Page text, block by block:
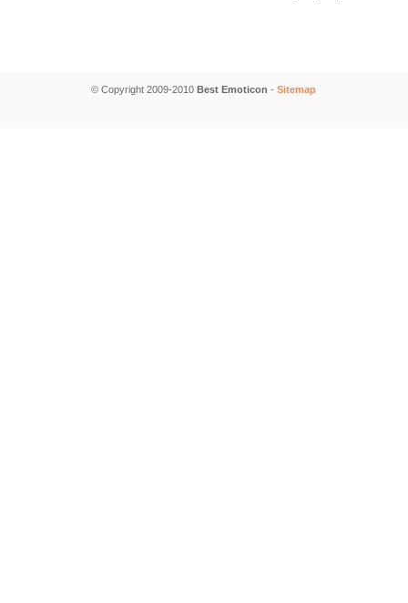
© Copyright 2009-2010 Best Emoticon - Sitemap